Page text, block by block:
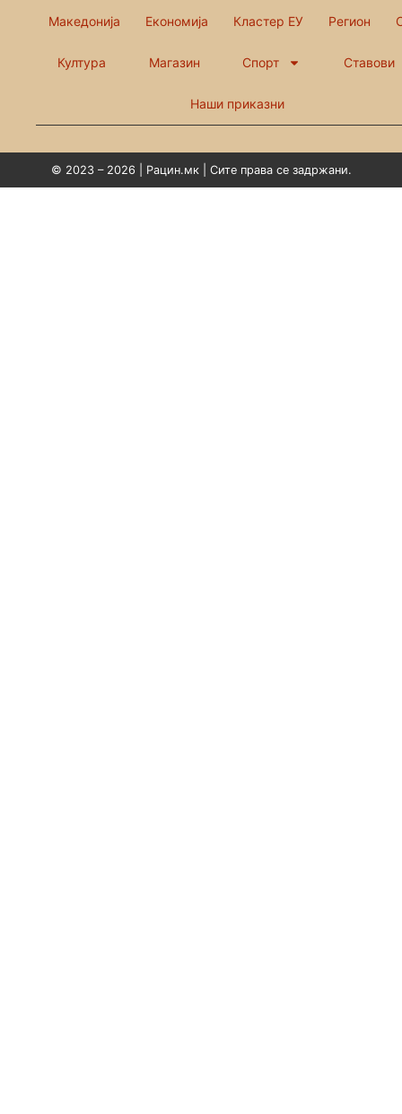
Македонија Економија Кластер ЕУ Регион
Култура Магазин Спорт Ставови
Наши приказни
© 2023 – 2026 | Рацин.мк | Сите права се задржани.